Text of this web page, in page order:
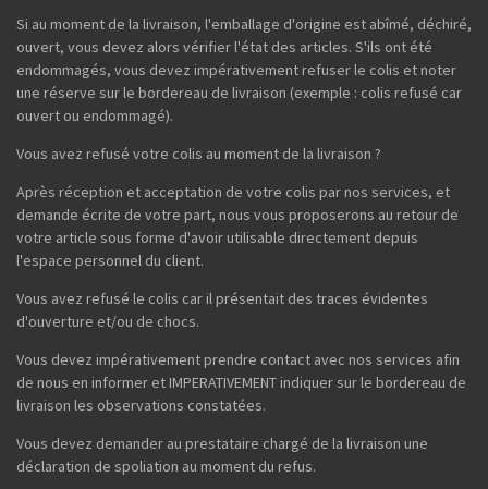
Si au moment de la livraison, l'emballage d'origine est abîmé, déchiré,
ouvert, vous devez alors vérifier l'état des articles. S'ils ont été
endommagés, vous devez impérativement refuser le colis et noter
une réserve sur le bordereau de livraison (exemple : colis refusé car
ouvert ou endommagé).
Vous avez refusé votre colis au moment de la livraison ?
Après réception et acceptation de votre colis par nos services, et
demande écrite de votre part, nous vous proposerons au retour de
votre article sous forme d'avoir utilisable directement depuis
l'espace personnel du client.
Vous avez refusé le colis car il présentait des traces évidentes
d'ouverture et/ou de chocs.
Vous devez impérativement prendre contact avec nos services afin
de nous en informer et IMPERATIVEMENT indiquer sur le bordereau de
livraison les observations constatées.
Vous devez demander au prestataire chargé de la livraison une
déclaration de spoliation au moment du refus.